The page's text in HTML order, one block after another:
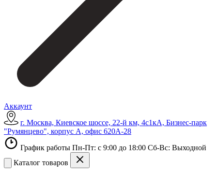
Аккаунт
г. Москва, Киевское шоссе, 22-й км, 4с1кА, Бизнес-парк
"Румянцево", корпус А, офис 620А-28
График работы Пн-Пт: с 9:00 до 18:00 Сб-Вс: Выходной
Каталог товаров